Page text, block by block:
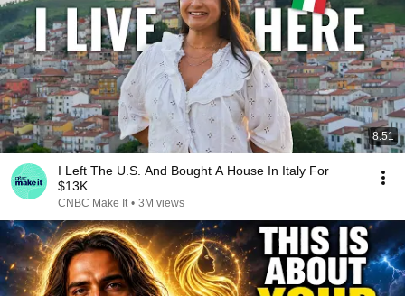
8:51
I Left The U.S. And Bought A House In Italy For
$13K
CNBC Make It • 3M views